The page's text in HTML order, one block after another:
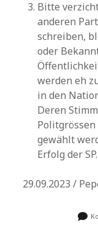
Bitte
anderen
schreiben,
oder
werden eh
in den
Deren
gewählt
Erfolg der SP.
29.09.2023 /